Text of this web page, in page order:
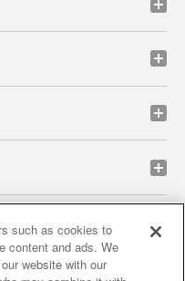
policy privacy policy
such as cookies to
content and ads. We
website with our